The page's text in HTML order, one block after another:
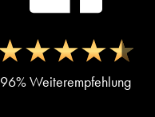
96% Weiterempfehlung